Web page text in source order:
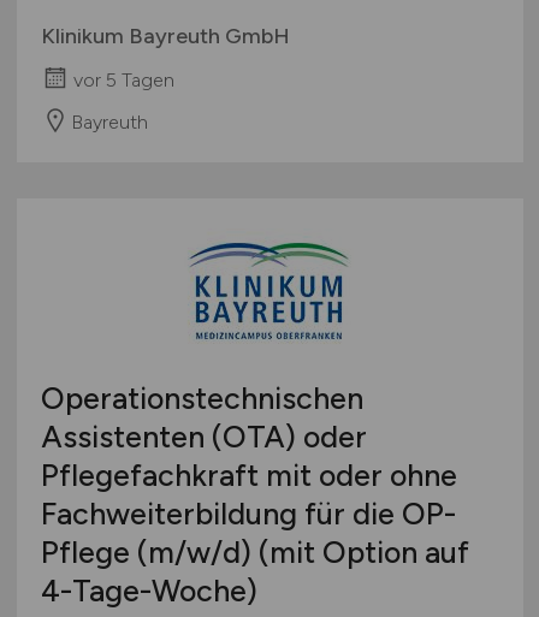
Klinikum Bayreuth GmbH
vor 5 Tagen
Bayreuth
Operationstechnischen
Assistenten (OTA) oder
Pflegefachkraft mit oder ohne
Fachweiterbildung für die OP-
Pflege (m/w/d) (mit Option auf
4-Tage-Woche)